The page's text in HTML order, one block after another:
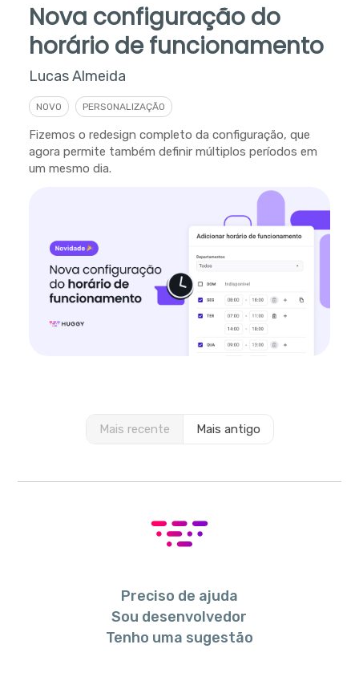
Nova configuração do
horário de funcionamento
Lucas Almeida
NOVO PERSONALIZAÇÃO
Fizemos o redesign completo da configuração, que
agora permite também definir múltiplos períodos em
um mesmo dia.
Mais recente Mais antigo
Preciso de ajuda
Sou desenvolvedor
Tenho uma sugestão